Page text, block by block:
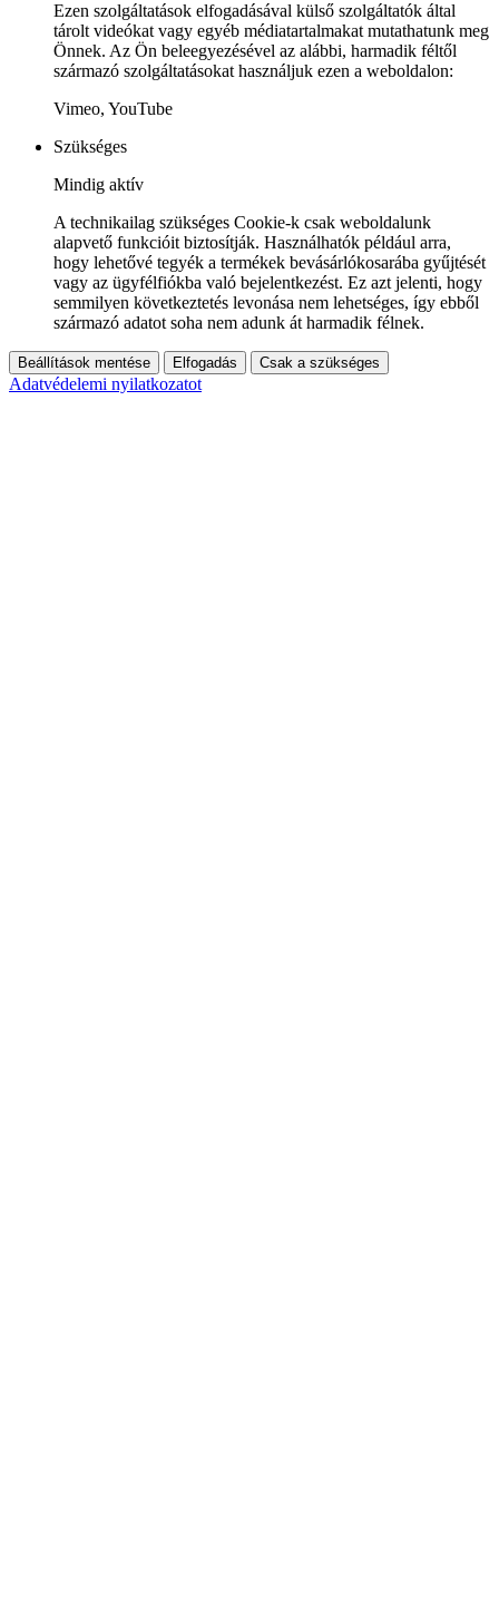
Ezen szolgáltatások elfogadásával külső szolgáltatók által
tárolt videókat vagy egyéb médiatartalmakat mutathatunk meg
Önnek. Az Ön beleegyezésével az alábbi, harmadik féltől
származó szolgáltatásokat használjuk ezen a weboldalon:
Vimeo, YouTube
Szükséges
Mindig aktív
A technikailag szükséges Cookie-k csak weboldalunk
alapvető funkcióit biztosítják. Használhatók például arra,
hogy lehetővé tegyék a termékek bevásárlókosarába gyűjtését
vagy az ügyfélfiókba való bejelentkezést. Ez azt jelenti, hogy
semmilyen következtetés levonása nem lehetséges, így ebből
származó adatot soha nem adunk át harmadik félnek.
Beállítások mentése Elfogadás Csak a szükséges
Adatvédelemi nyilatkozatot